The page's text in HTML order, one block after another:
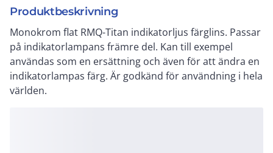
Produktbeskrivning
Monokrom flat RMQ-Titan indikatorljus färglins. Passar
på indikatorlampans främre del. Kan till exempel
användas som en ersättning och även för att ändra en
indikatorlampas färg. Är godkänd för användning i hela
världen.